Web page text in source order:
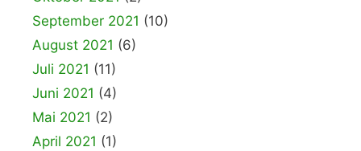
September 2021 (10)
August 2021 (6)
Juli 2021 (11)
Juni 2021 (4)
Mai 2021 (2)
April 2021 (1)